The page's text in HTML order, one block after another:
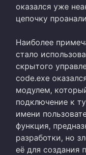
оказался уже
цепочку
Наиболее
стало
скрытого
code.exe
модулем,
подключение к
имени
функция,
разработки, но
её для создания